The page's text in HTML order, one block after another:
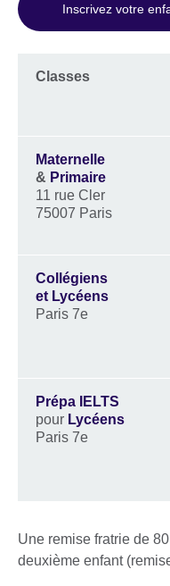
Inscrivez votre
Classes
Maternelle
& Primaire
11 rue Cler
75007 Paris
Collégiens
et Lycéens
Paris 7e
Prépa IELTS
pour Lycéens
Paris 7e
Une remise fratrie de
deuxième enfant